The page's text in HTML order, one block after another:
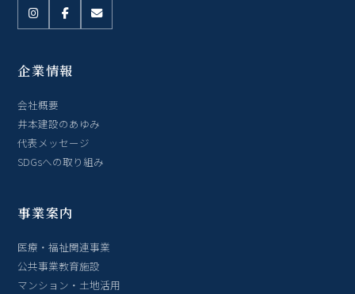
企業情報
会社概要
井本建設のあゆみ
代表メッセージ
SDGsへの取り組み
事業案内
医療・福祉関連事業
公共事業教育施設
マンション・土地活用